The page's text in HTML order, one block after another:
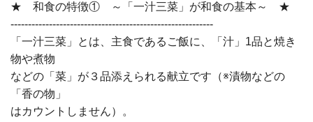
★ 和食の特徴① ～「一汁三菜」が和食の基本～ ★
----------------------------------------------------------
「一汁三菜」とは、主食であるご飯に、「汁」1品と焼き
物や煮物
などの「菜」が３品添えられる献立です（※漬物などの
「香の物」
はカウントしません）。